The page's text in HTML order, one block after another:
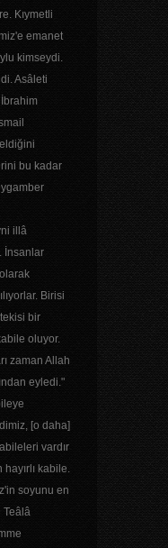
Kıymetli
emanet
kimseydi.
Asâleti
bu kadar
illâ
İnsanlar
Birisi
bir
oluyor.
zaman Allah
eyledi."
[o daha]
vardır
kabile.
soyunu en
Teâlâ